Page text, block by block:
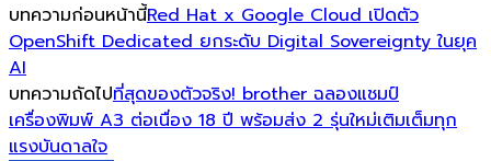
บทความก่อนหน้านี้Red Hat x Google Cloud เปิดตัว
OpenShift Dedicated ยกระดับ Digital Sovereignty ในยุค
AI
บทความถัดไปที่สุดของตัวจริง! brother ฉลองแชมป์
เครื่องพิมพ์ A3 ต่อเนื่อง 18 ปี พร้อมส่ง 2 รุ่นใหม่เติมเต็มทุก
แรงบันดาลใจ